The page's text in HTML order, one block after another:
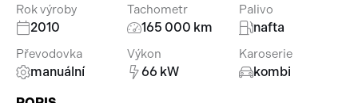
Rok výroby
2010
Tachometr
165 000 km
Palivo
nafta
Převodovka
manuální
Výkon
66 kW
Karoserie
kombi